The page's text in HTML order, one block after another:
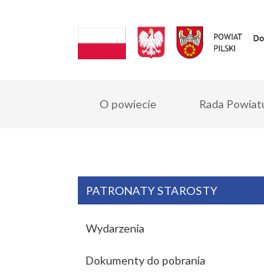
O powiecie Rada
PATRONATY STAROSTY
Wydarzenia
Dokumenty do pobrania